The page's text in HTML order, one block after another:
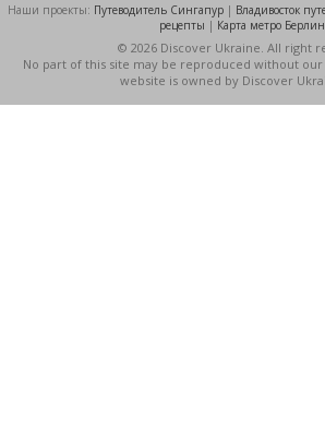
Наши проекты: Путеводитель Сингапур | Владивосток
рецепты | Карта метро
© 2026 Discover Ukraine. All right
No part of this site may be reproduced without
website is owned by Discover